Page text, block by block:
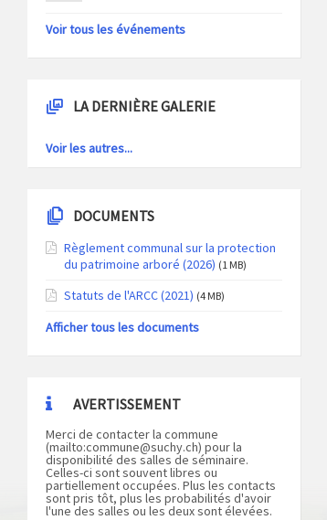
Voir tous les événements
LA DERNIÈRE GALERIE
Voir les autres...
DOCUMENTS
Règlement communal sur la protection
du patrimoine arboré (2026) (1 MB)
Statuts de l'ARCC (2021) (4 MB)
Afficher tous les documents
AVERTISSEMENT
Merci de contacter la commune
(mailto:commune@suchy.ch) pour la
disponibilité des salles de séminaire.
Celles-ci sont souvent libres ou
partiellement occupées. Plus les contacts
sont pris tôt, plus les probabilités d'avoir
l'une des salles ou les deux sont élevées.